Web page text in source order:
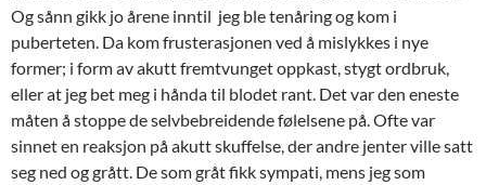
Og sånn gikk jo årene inntil jeg ble tenåring og kom i
puberteten. Da kom frusterasjonen ved å mislykkes i nye
former; i form av akutt fremtvunget oppkast, stygt ordbruk,
eller at jeg bet meg i hånda til blodet rant. Det var den eneste
måten å stoppe de selvbebreidende følelsene på. Ofte var
sinnet en reaksjon på akutt skuffelse, der andre jenter ville satt
seg ned og grått. De som gråt fikk sympati, mens jeg som